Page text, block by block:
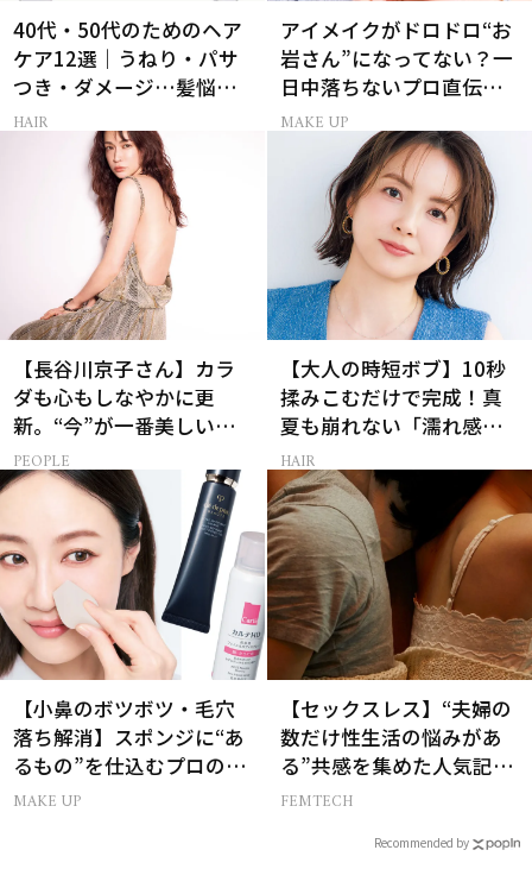
40代・50代のためのヘア
ケア12選｜うねり・パサ
つき・ダメージ…髪悩み
から選ぶベスコス受賞コ
HAIR
アイメイクがドロドロ“お
岩さん”になってない？一
日中落ちないプロ直伝
「仕込みパウダー」
MAKE UP
【長谷川京子さん】カラ
ダも心もしなやかに更
新。“今”が一番美しい
［特別画像集］
PEOPLE
【大人の時短ボブ】10秒
揉みこむだけで完成！真
夏も崩れない「濡れ感ハ
ンサムヘア」
HAIR
【小鼻のボツボツ・毛穴
落ち解消】スポンジに“あ
るもの”を仕込むプロの超
簡単メイクテク
MAKE UP
【セックスレス】“夫婦の
数だけ性生活の悩みがあ
る”共感を集めた人気記事
10選
FEMTECH
Recommended by